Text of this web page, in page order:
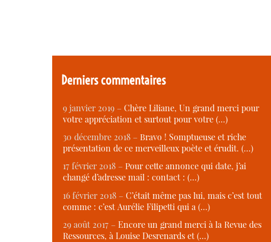
Derniers commentaires
9 janvier 2019 – Chère Liliane, Un grand merci pour
votre appréciation et surtout pour votre (…)
30 décembre 2018 – Bravo ! Somptueuse et riche
présentation de ce merveilleux poète et érudit. (…)
17 février 2018 – Pour cette annonce qui date, j’ai
changé d’adresse mail : contact : (…)
16 février 2018 – C’était même pas lui, mais c’est tout
comme : c’est Aurélie Filipetti qui a (…)
29 août 2017 – Encore un grand merci à la Revue des
Ressources, à Louise Desrenards et (…)